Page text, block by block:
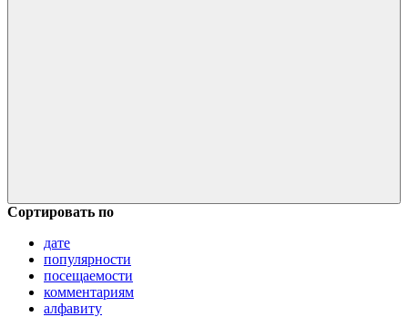
Сортировать по
дате
популярности
посещаемости
комментариям
алфавиту